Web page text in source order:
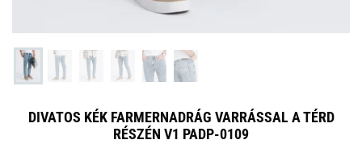
DIVATOS KÉK FARMERNADRÁG VARRÁSSAL A TÉRD
RÉSZÉN V1 PADP-0109